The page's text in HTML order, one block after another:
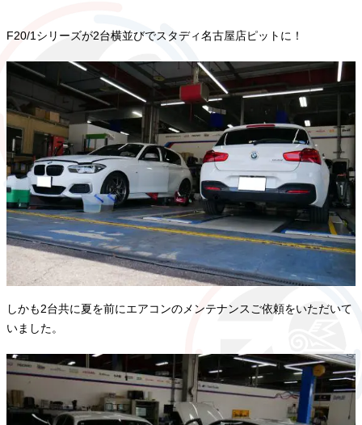
F20/1シリーズが2台横並びでスタディ名古屋店ピットに！
しかも2台共に夏を前にエアコンのメンテナンスご依頼をいただいて
いました。